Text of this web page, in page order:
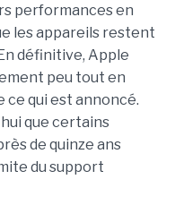
performances en
les appareils restent
définitive, Apple
peu tout en
qui est annoncé.
que certains
de quinze ans
du support